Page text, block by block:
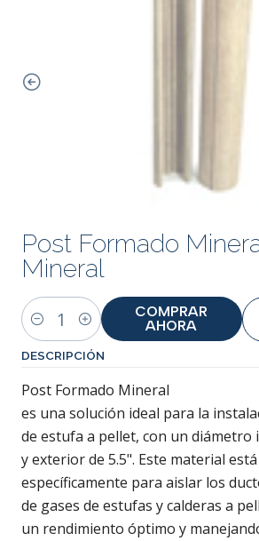
Post Formado
Mineral
Cantidad
COMPRAR
AHORA
DESCRIPCIÓN
Post Formado Mineral
es una solución ideal para la
de estufa a pellet, con un diámetro
y exterior de 5.5". Este material
específicamente para aislar los
de gases de estufas y calderas a
un rendimiento óptimo y